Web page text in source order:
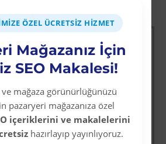
ÖZEL ÜCRETSIZ HIZMET
Mağazanız İçin
SEO Makalesi!
ve mağaza görünürlüğünüzü
pazaryeri mağazanıza özel
içeriklerini ve makalelerini
hazırlayıp yayınlıyoruz.